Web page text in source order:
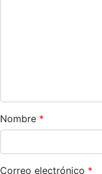
Nombre *
Correo electrónico *